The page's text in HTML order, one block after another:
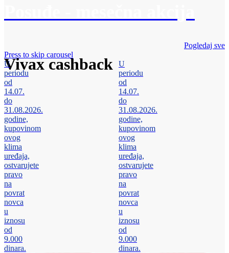
Vivax cashback
Pogledaj sve
Press to skip carousel
U
periodu
od
14.07.
do
31.08.2026.
godine,
kupovinom
ovog
klima
uređaja,
ostvarujete
pravo
na
povrat
novca
u
iznosu
od
9.000
dinara.
U
periodu
od
14.07.
do
31.08.2026.
godine,
kupovinom
ovog
klima
uređaja,
ostvarujete
pravo
na
povrat
novca
u
iznosu
od
9.000
dinara.